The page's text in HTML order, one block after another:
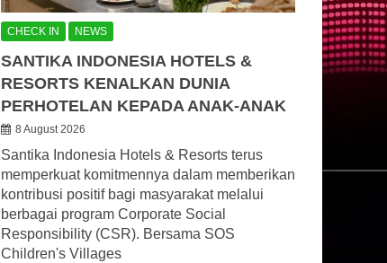
CHECK IN NEWS
SANTIKA INDONESIA HOTELS &
RESORTS KENALKAN DUNIA
PERHOTELAN KEPADA ANAK-ANAK
8 August 2026
Santika Indonesia Hotels & Resorts terus
memperkuat komitmennya dalam memberikan
kontribusi positif bagi masyarakat melalui
berbagai program Corporate Social
Responsibility (CSR). Bersama SOS
Children's Villages